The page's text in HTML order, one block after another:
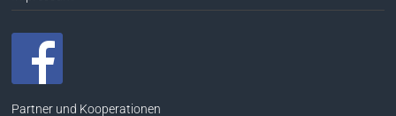
Partner und Kooperationen